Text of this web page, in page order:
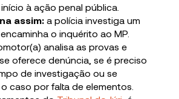
à ação penal pública.
assim: a polícia investiga um
o inquérito ao MP.
analisa as provas e
oferece denúncia, se é preciso
de investigação ou se
caso por falta de elementos.